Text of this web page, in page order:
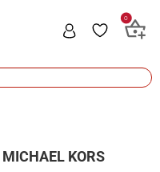
0
MICHAEL KORS